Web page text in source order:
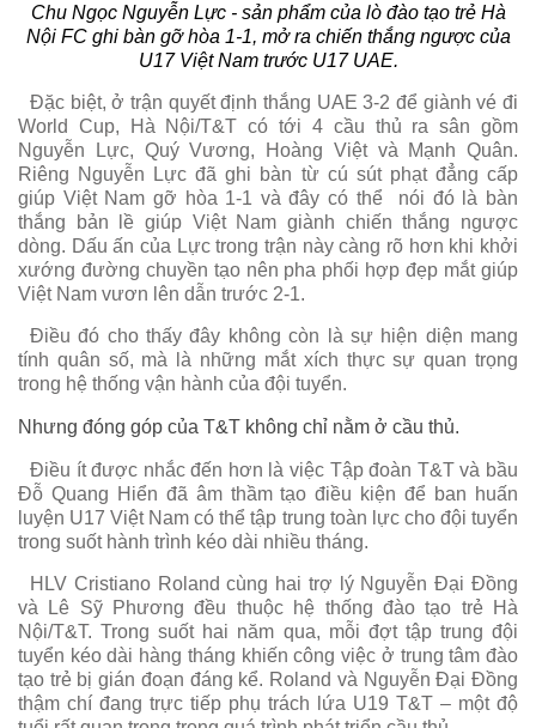
Chu Ngọc Nguyễn Lực - sản phẩm của lò đào tạo trẻ Hà
Nội FC ghi bàn gỡ hòa 1-1, mở ra chiến thắng ngược của
U17 Việt Nam trước U17 UAE.
Đặc biệt, ở trận quyết định thắng UAE 3-2 để giành vé đi
World Cup, Hà Nội/T&T có tới 4 cầu thủ ra sân gồm
Nguyễn Lực, Quý Vương, Hoàng Việt và Mạnh Quân.
Riêng Nguyễn Lực đã ghi bàn từ cú sút phạt đẳng cấp
giúp Việt Nam gỡ hòa 1-1 và đây có thể nói đó là bàn
thắng bản lề giúp Việt Nam giành chiến thắng ngược
dòng. Dấu ấn của Lực trong trận này càng rõ hơn khi khởi
xướng đường chuyền tạo nên pha phối hợp đẹp mắt giúp
Việt Nam vươn lên dẫn trước 2-1.
Điều đó cho thấy đây không còn là sự hiện diện mang
tính quân số, mà là những mắt xích thực sự quan trọng
trong hệ thống vận hành của đội tuyển.
Nhưng đóng góp của T&T không chỉ nằm ở cầu thủ.
Điều ít được nhắc đến hơn là việc Tập đoàn T&T và bầu
Đỗ Quang Hiển đã âm thầm tạo điều kiện để ban huấn
luyện U17 Việt Nam có thể tập trung toàn lực cho đội tuyển
trong suốt hành trình kéo dài nhiều tháng.
HLV Cristiano Roland cùng hai trợ lý Nguyễn Đại Đồng
và Lê Sỹ Phương đều thuộc hệ thống đào tạo trẻ Hà
Nội/T&T. Trong suốt hai năm qua, mỗi đợt tập trung đội
tuyển kéo dài hàng tháng khiến công việc ở trung tâm đào
tạo trẻ bị gián đoạn đáng kể. Roland và Nguyễn Đại Đồng
thậm chí đang trực tiếp phụ trách lứa U19 T&T – một độ